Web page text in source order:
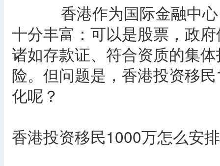
香港作为国际金融中心
十分丰富：可以是股票，政
诸如存款证、符合资质的集
险。但问题是，香港投资移
化呢？
香港投资移民1000万怎么安